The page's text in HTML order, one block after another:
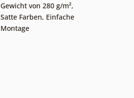
Gewicht von 280 g/m²,
Satte Farben, Einfache
Montage